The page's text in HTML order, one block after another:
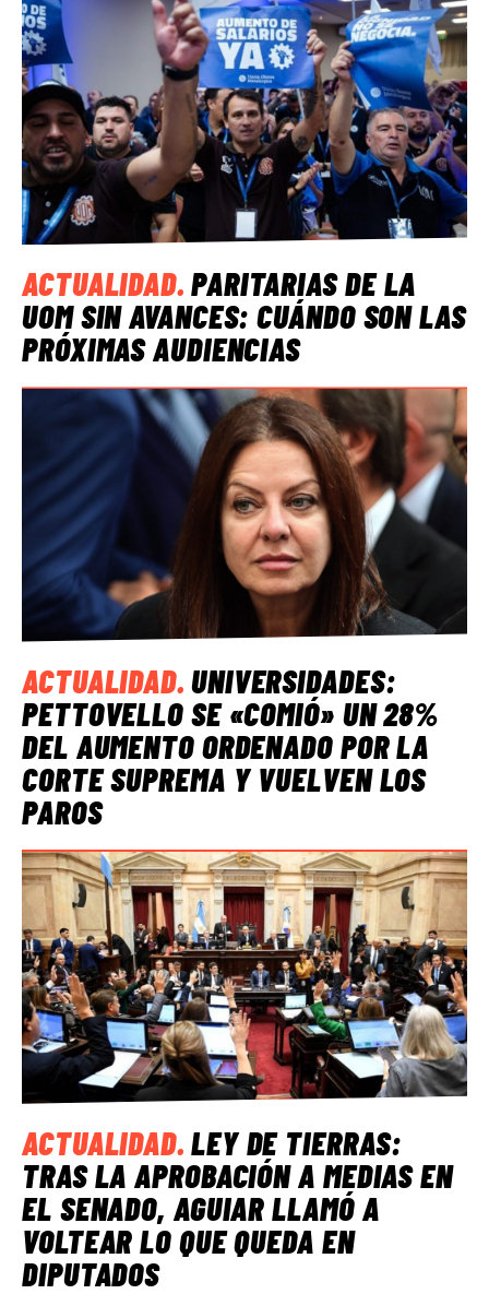
ACTUALIDAD.PARITARIAS DE LA
UOM SIN AVANCES: CUÁNDO SON LAS
PRÓXIMAS AUDIENCIAS
ACTUALIDAD.UNIVERSIDADES:
PETTOVELLO SE «COMIÓ» UN 28%
DEL AUMENTO ORDENADO POR LA
CORTE SUPREMA Y VUELVEN LOS
PAROS
ACTUALIDAD.LEY DE TIERRAS:
TRAS LA APROBACIÓN A MEDIAS EN
EL SENADO, AGUIAR LLAMÓ A
VOLTEAR LO QUE QUEDA EN
DIPUTADOS